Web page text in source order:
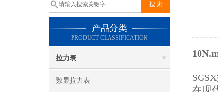
产品分类
PRODUCT CLASSIFICATION
拉力表
数显拉力表
在现